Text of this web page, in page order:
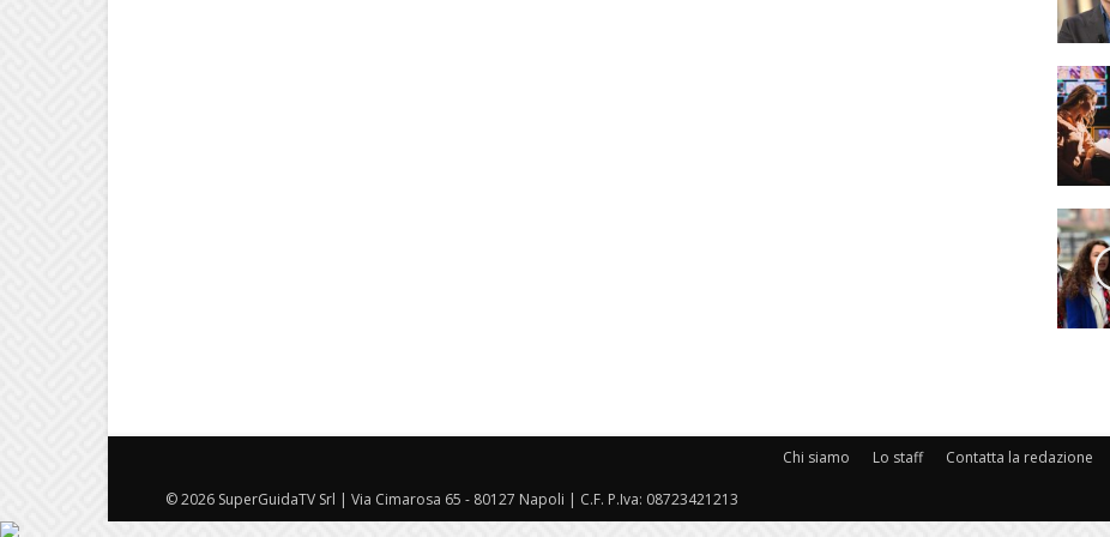
Chi siamo Lo staff Contatta la redazione
© 2026 SuperGuidaTV Srl | Via Cimarosa 65 - 80127 Napoli | C.F. P.Iva: 08723421213